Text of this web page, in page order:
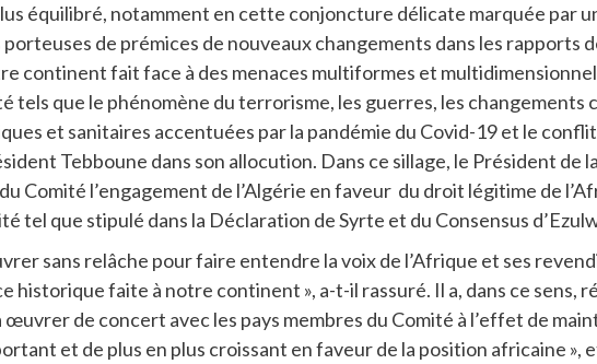
équilibré, notamment en cette conjoncture délicate marquée par
de prémices de nouveaux changements dans les rapports
continent fait face à des menaces multiformes et
tels que le phénomène du terrorisme, les guerres, les changements
et sanitaires accentuées par la pandémie du Covid-19 et le
Tebboune dans son allocution. Dans ce sillage, le Président de
Comité l’engagement de l’Algérie en faveur du droit légitime de
tel que stipulé dans la Déclaration de Syrte et du Consensus
sans relâche pour faire entendre la voix de l’Afrique et ses
historique faite à notre continent », a-t-il rassuré. Il a, dans ce sens,
œuvrer de concert avec les pays membres du Comité à l’effet de
et de plus en plus croissant en faveur de la position africaine »,